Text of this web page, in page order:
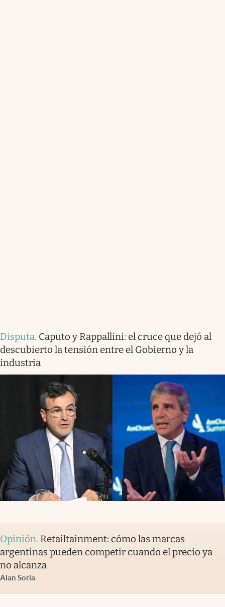
Disputa. Caputo y Rappallini: el cruce que dejó al
descubierto la tensión entre el Gobierno y la
industria
Opinión. Retailtainment: cómo las marcas
argentinas pueden competir cuando el precio ya
no alcanza
Alan Soria